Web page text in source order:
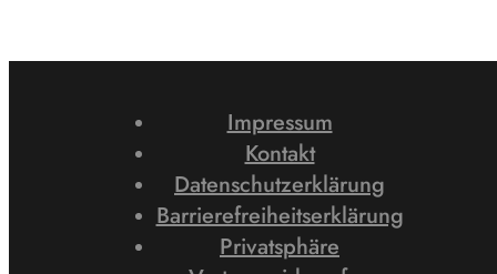
Impressum
Kontakt
Datenschutzerklärung
Barrierefreiheitserklärung
Privatsphäre